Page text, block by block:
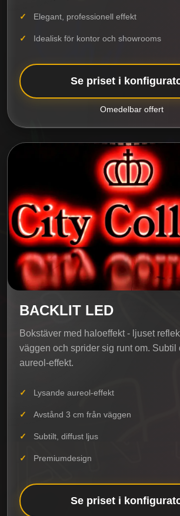
Elegant, professionell effekt
Idealisk för kontor och showrooms
Se priset i
Omedelbar offert
BACKLIT LED
Bokstäver med haloeffekt - ljuset
väggen och sprider sig runt om. Subtil
aureol-effekt.
Lysande aureol-effekt
Avstånd 3 cm från väggen
Subtilt, diffust ljus
Premiumdesign
Se priset i